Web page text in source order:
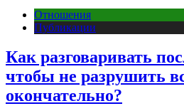
Отношения
Публикации
Как разговаривать
чтобы не разрушить
окончательно?